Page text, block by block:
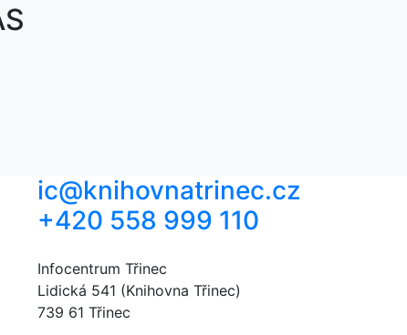
ic@knihovnatrinec.cz
+420 558 999 110
Infocentrum Třinec
Lidická 541 (Knihovna Třinec)
739 61 Třinec